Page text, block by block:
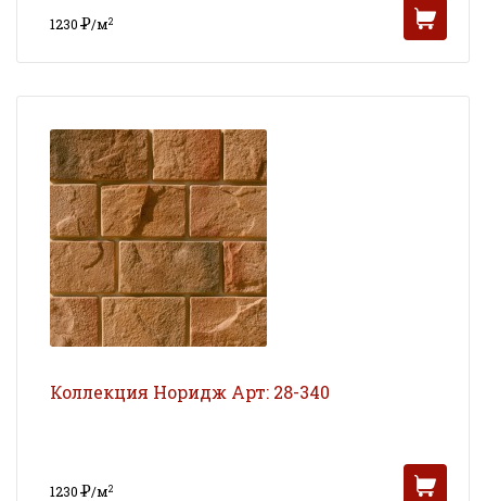
1230Р/м2
Коллекция Норидж Арт: 28-340
1230Р/м2